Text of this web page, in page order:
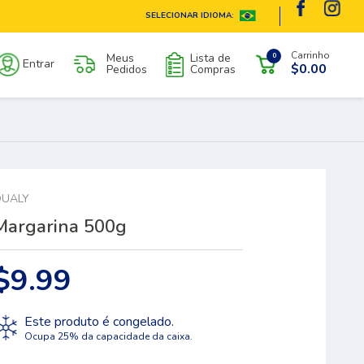
SELECIONAR IDIOMA:
Entrar Meus
Pedidos
Lista de
Compras
0 Carrinho
$0.00
500g
Este produto é congelado.
Ocupa 25% da capacidade da caixa.